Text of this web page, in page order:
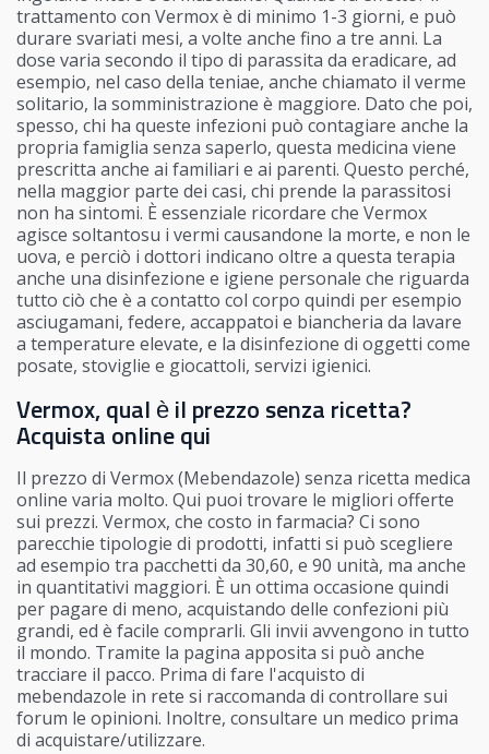
trattamento con Vermox è di minimo 1-3 giorni, e può
durare svariati mesi, a volte anche fino a tre anni. La
dose varia secondo il tipo di parassita da eradicare, ad
esempio, nel caso della teniae, anche chiamato il verme
solitario, la somministrazione è maggiore. Dato che poi,
spesso, chi ha queste infezioni può contagiare anche la
propria famiglia senza saperlo, questa medicina viene
prescritta anche ai familiari e ai parenti. Questo perché,
nella maggior parte dei casi, chi prende la parassitosi
non ha sintomi. È essenziale ricordare che Vermox
agisce soltantosu i vermi causandone la morte, e non le
uova, e perciò i dottori indicano oltre a questa terapia
anche una disinfezione e igiene personale che riguarda
tutto ciò che è a contatto col corpo quindi per esempio
asciugamani, federe, accappatoi e biancheria da lavare
a temperature elevate, e la disinfezione di oggetti come
posate, stoviglie e giocattoli, servizi igienici.
Vermox, qual è il prezzo senza ricetta?
Acquista online qui
Il prezzo di Vermox (Mebendazole) senza ricetta medica
online varia molto. Qui puoi trovare le migliori offerte
sui prezzi. Vermox, che costo in farmacia? Ci sono
parecchie tipologie di prodotti, infatti si può scegliere
ad esempio tra pacchetti da 30,60, e 90 unità, ma anche
in quantitativi maggiori. È un ottima occasione quindi
per pagare di meno, acquistando delle confezioni più
grandi, ed è facile comprarli. Gli invii avvengono in tutto
il mondo. Tramite la pagina apposita si può anche
tracciare il pacco. Prima di fare l'acquisto di
mebendazole in rete si raccomanda di controllare sui
forum le opinioni. Inoltre, consultare un medico prima
di acquistare/utilizzare.